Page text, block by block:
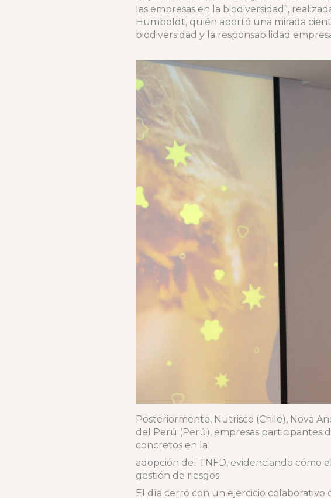
las empresas en la biodiversidad”,
Humboldt, quién aportó una mirada
biodiversidad y la responsabilidad
Posteriormente, Nutrisco (Chile), Nova
del Perú (Perú), empresas participantes
concretos en la
adopción del TNFD, evidenciando cómo
gestión de riesgos.
El día cerró con un ejercicio